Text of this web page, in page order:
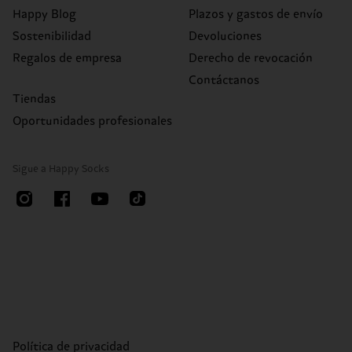
Happy Blog
Sostenibilidad
Regalos de empresa
Tiendas
Oportunidades profesionales
Plazos y gastos de envío
Devoluciones
Derecho de revocación
Contáctanos
Sigue a Happy Socks
Política de privacidad